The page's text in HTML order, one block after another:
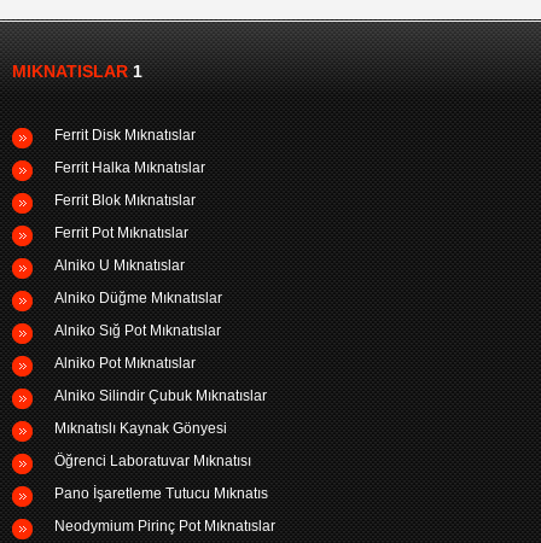
MIKNATISLAR1
Ferrit Disk Mıknatıslar
Ferrit Halka Mıknatıslar
Ferrit Blok Mıknatıslar
Ferrit Pot Mıknatıslar
Alniko U Mıknatıslar
Alniko Düğme Mıknatıslar
Alniko Sığ Pot Mıknatıslar
Alniko Pot Mıknatıslar
Alniko Silindir Çubuk Mıknatıslar
Mıknatıslı Kaynak Gönyesi
Öğrenci Laboratuvar Mıknatısı
Pano İşaretleme Tutucu Mıknatıs
Neodymium Pirinç Pot Mıknatıslar